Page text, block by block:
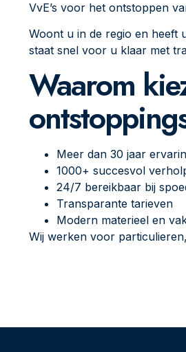
VvE’s voor het ontstoppen
Woont u in de regio en heeft
staat snel voor u klaar met
Waarom
Meer dan 30 jaar
1000+ succesvol
24/7 bereikbaar bij
Transparante tarieven
Modern materieel en
Wij werken voor